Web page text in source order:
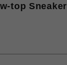
top Sneaker